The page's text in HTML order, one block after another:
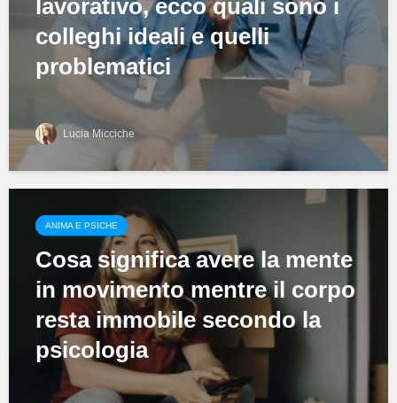
lavorativo, ecco quali sono i
colleghi ideali e quelli
problematici
Lucia Micciche
ANIMA E PSICHE
Cosa significa avere la mente
in movimento mentre il corpo
resta immobile secondo la
psicologia